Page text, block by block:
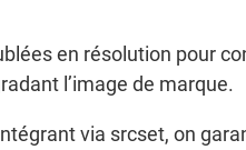
en résolution pour
l’image de marque.
via srcset, on